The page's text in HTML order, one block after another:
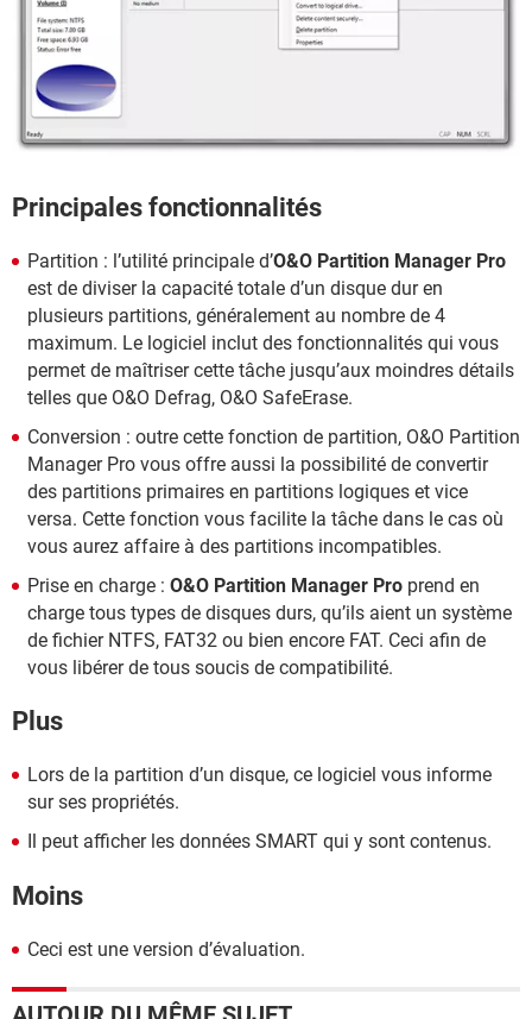
Principales fonctionnalités
Partition : l’utilité principale d’O&O Partition Manager Pro
est de diviser la capacité totale d’un disque dur en
plusieurs partitions, généralement au nombre de 4
maximum. Le logiciel inclut des fonctionnalités qui vous
permet de maîtriser cette tâche jusqu’aux moindres détails
telles que O&O Defrag, O&O SafeErase.
Conversion : outre cette fonction de partition, O&O Partition
Manager Pro vous offre aussi la possibilité de convertir
des partitions primaires en partitions logiques et vice
versa. Cette fonction vous facilite la tâche dans le cas où
vous aurez affaire à des partitions incompatibles.
Prise en charge : O&O Partition Manager Pro prend en
charge tous types de disques durs, qu’ils aient un système
de fichier NTFS, FAT32 ou bien encore FAT. Ceci afin de
vous libérer de tous soucis de compatibilité.
Plus
Lors de la partition d’un disque, ce logiciel vous informe
sur ses propriétés.
Il peut afficher les données SMART qui y sont contenus.
Moins
Ceci est une version d’évaluation.